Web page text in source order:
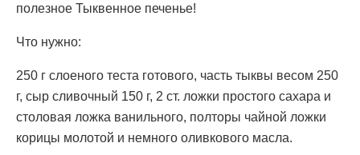
полезное Тыквенное печенье!
Что нужно:
250 г слоеного теста готового, часть тыквы весом 250
г, сыр сливочный 150 г, 2 ст. ложки простого сахара и
столовая ложка ванильного, полторы чайной ложки
корицы молотой и немного оливкового масла.